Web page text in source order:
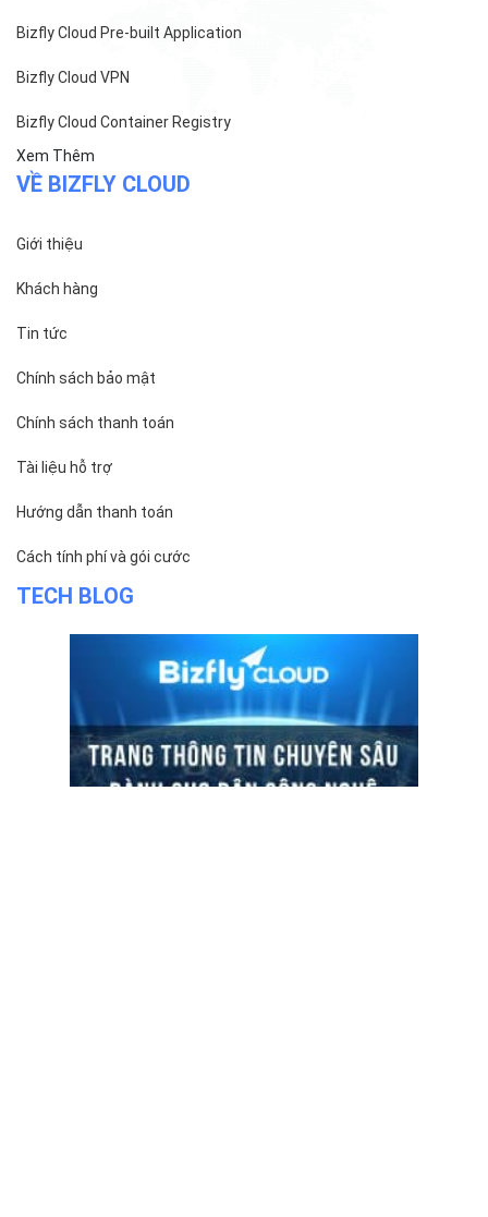
Bizfly Cloud Pre-built Application
Bizfly Cloud VPN
Bizfly Cloud Container Registry
Xem Thêm
VỀ BIZFLY CLOUD
Giới thiệu
Khách hàng
Tin tức
Chính sách bảo mật
Chính sách thanh toán
Tài liệu hỗ trợ
Hướng dẫn thanh toán
Cách tính phí và gói cước
TECH BLOG